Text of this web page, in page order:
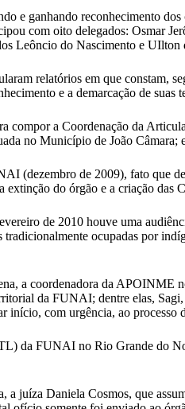
e ganhando reconhecimento
com oito delegados: Osmar
Leôncio do Nascimento e UIlton
relatórios em que constam,
e a demarcação de suas
compor a Coordenação da
no Município de João Câmara;
(dezembro de 2009), fato que
do órgão e a criação das
de 2010 houve uma
tradicionalmente ocupadas por
a coordenadora da
da FUNAI; dentre elas,
início, com urgência, ao
da FUNAI no Rio Grande do
juíza Daniela Cosmos, que